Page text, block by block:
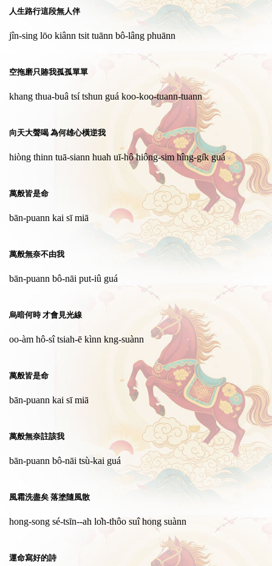
人生路行這段無人伴
jîn-sing lōo kiânn tsit tuānn bô-lâng phuānn
空拖磨只賰我孤孤單單
khang thua-buâ tsí tshun guá koo-koo-tuann-tuann
向天大聲喝 為何雄心橫逆我
hiòng thinn tuā-siann huah uī-hô hiông-sim hîng-gi̍k guá
萬般皆是命
bān-puann kai sī miā
萬般無奈不由我
bān-puann bô-nāi put-iû guá
烏暗何時 才會見光線
oo-àm hô-sî tsiah-ē kìnn kng-suànn
萬般皆是命
bān-puann kai sī miā
萬般無奈註該我
bān-puann bô-nāi tsù-kai guá
風霜洗盡矣 落塗隨風散
hong-song sé-tsīn--ah lo̍h-thôo suî hong suànn
運命寫好的詩